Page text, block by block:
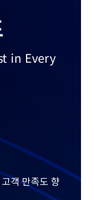
in Every
객 만족도 향